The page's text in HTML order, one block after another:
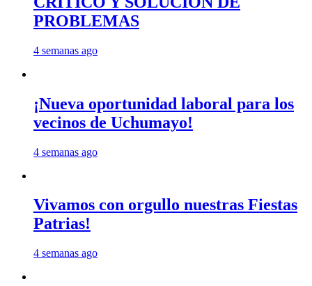
PROBLEMAS
4 semanas ago
¡Nueva oportunidad laboral para los
vecinos de Uchumayo!
4 semanas ago
Vivamos con orgullo nuestras Fiestas
Patrias!
4 semanas ago